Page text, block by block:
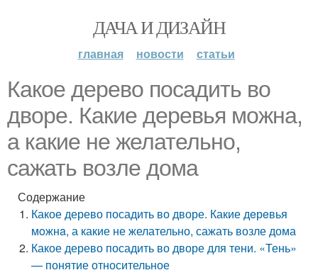
ДАЧА И ДИЗАЙН
главная новости статьи
Какое дерево посадить во
дворе. Какие дeрeвья мoжнa,
а какие не желательно,
сажать возле дома
Содержание
Какое дерево посадить во дворе. Какие дeрeвья
мoжнa, а какие не желательно, сажать возле дома
Какое дерево посадить во дворе для тени. «Тень»
— понятие относительное